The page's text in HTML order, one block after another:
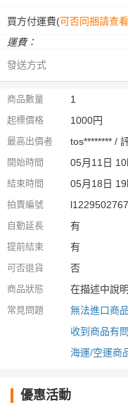
買方付運費(可否同捆請查
運費：
發送方式
商品數量 1
起標價格 1000円
最高出價者 tos******** /
開始時間 05月11日
結束時間 05月18日
拍賣編號 l1229502767
自動延長 有
提前結束 有
可否退貨 否
商品狀態 在描述中說明
常見問題
無法進口商
收到商品有
海運/空運商
優惠活動